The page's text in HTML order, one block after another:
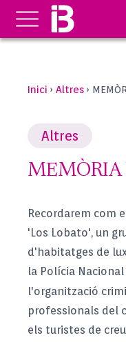
Inici › Altres ›
Altres
MEMÒRIA
Recordarem com
'Los Lobato', un
d'habitatges de
la Polícia
l'organització
professionals del
els turistes de